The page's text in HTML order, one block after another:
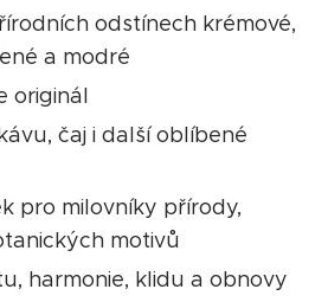
odstínech krémové,
a modré
originál
čaj i další oblíbené
pro milovníky přírody,
motivů
harmonie, klidu a obnovy